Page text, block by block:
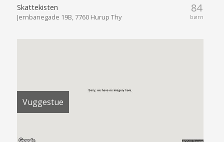
84
børn
Skattekisten
Jernbanegade 19B, 7760 Hurup Thy
Vuggestue